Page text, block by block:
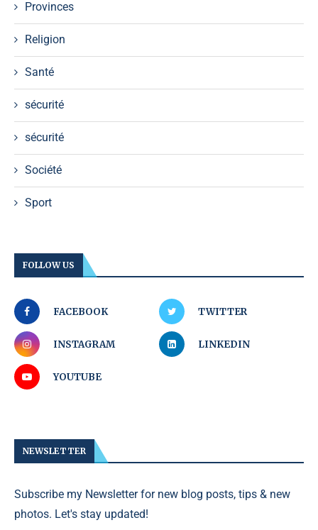
Provinces
Religion
Santé
sécurité
sécurité
Société
Sport
FOLLOW US
FACEBOOK TWITTER
INSTAGRAM LINKEDIN
YOUTUBE
NEWSLETTER
Subscribe my Newsletter for new blog posts, tips & new
photos. Let's stay updated!